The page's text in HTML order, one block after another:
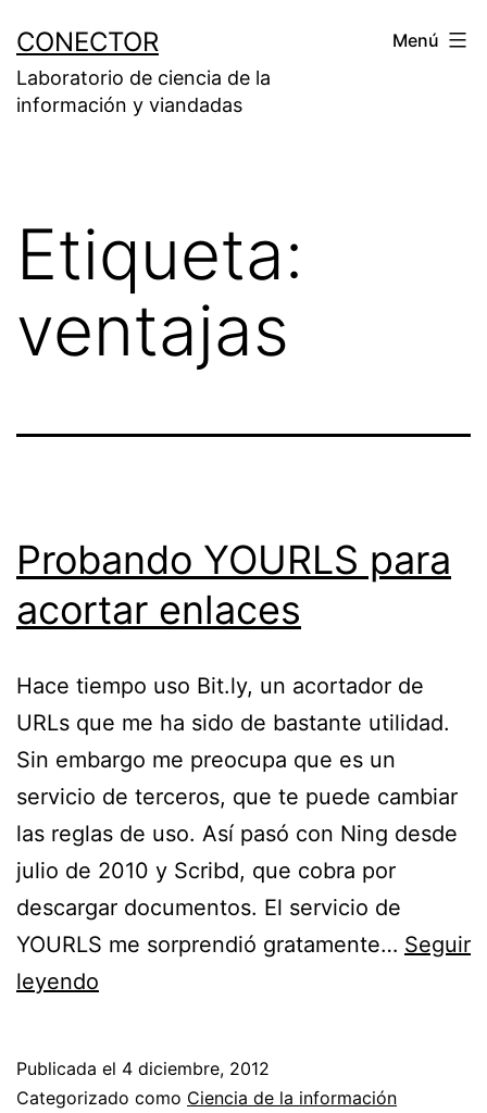
contenido
CONECTOR
Laboratorio de ciencia de la
información y viandadas
Menú
Etiqueta:
ventajas
Probando YOURLS para
acortar enlaces
Hace tiempo uso Bit.ly, un acortador de
URLs que me ha sido de bastante utilidad.
Sin embargo me preocupa que es un
servicio de terceros, que te puede cambiar
las reglas de uso. Así pasó con Ning desde
julio de 2010 y Scribd, que cobra por
descargar documentos. El servicio de
YOURLS me sorprendió gratamente… Seguir
leyendo
acortar
Publicada el 4 diciembre, 2012
Categorizado como Ciencia de la información